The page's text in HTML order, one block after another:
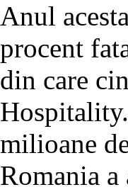
Anul
procent
din care
milioane
Romania